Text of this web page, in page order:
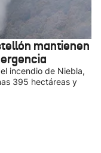
mantienen
incendio de Niebla,
395 hectáreas y